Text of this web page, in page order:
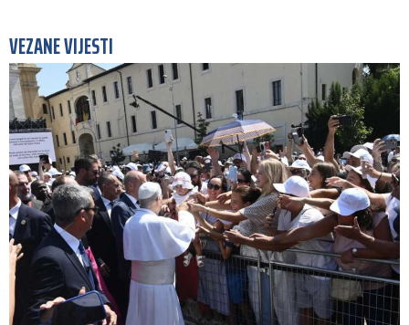
VEZANE VIJESTI